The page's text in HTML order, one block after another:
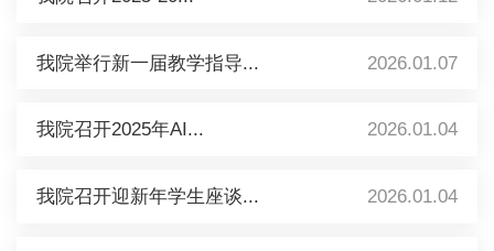
我院举行新一届教学指导... 2026.01.07
我院召开2025年AI... 2026.01.04
我院召开迎新年学生座谈... 2026.01.04